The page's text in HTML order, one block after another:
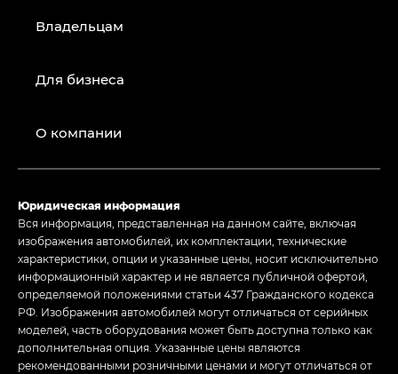
Владельцам
Для бизнеса
О компании
Юридическая информация
Вся информация, представленная на данном сайте, включая
изображения автомобилей, их комплектации, технические
характеристики, опции и указанные цены, носит исключительно
информационный характер и не является публичной офертой,
определяемой положениями статьи 437 Гражданского кодекса
РФ. Изображения автомобилей могут отличаться от серийных
моделей, часть оборудования может быть доступна только как
дополнительная опция. Указанные цены являются
рекомендованными розничными ценами и могут отличаться от